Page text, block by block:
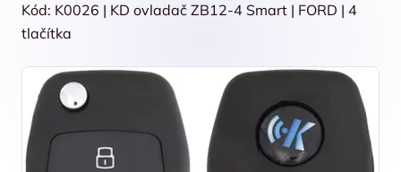
Kód: K0026 | KD ovladač ZB12-4 Smart | FORD | 4
tlačítka